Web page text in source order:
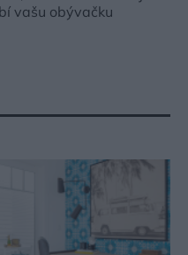
vašu obývačku